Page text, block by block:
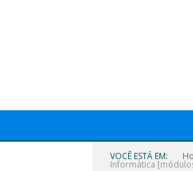
VOCÊ ESTÁ EM:
Informática